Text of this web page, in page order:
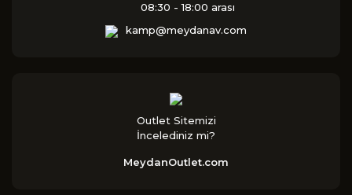
08:30 - 18:00 arası
kamp@meydanav.com
Outlet Sitemizi
İncelediniz mi?
MeydanOutlet.com